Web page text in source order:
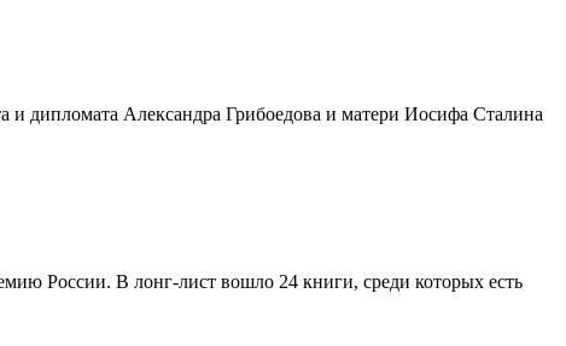
и дипломата Александра Грибоедова и матери Иосифа Сталина
России. В лонг-лист вошло 24 книги, среди которых есть